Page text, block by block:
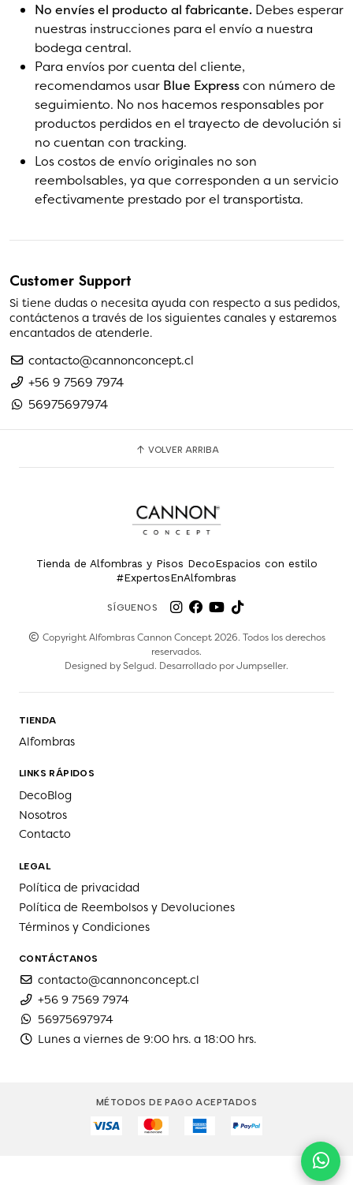
No envíes el producto al fabricante. Debes esperar
nuestras instrucciones para el envío a nuestra
bodega central.
Para envíos por cuenta del cliente,
recomendamos usar Blue Expresscon número de
seguimiento. No nos hacemos responsables por
productos perdidos en el trayecto de devolución si
no cuentan con tracking.
Los costos de envío originales no son
reembolsables, ya que corresponden a un servicio
efectivamente prestado por el transportista.
Customer Support
Si tiene dudas o necesita ayuda con respecto a sus pedidos,
contáctenos a través de los siguientes canales y estaremos
encantados de atenderle.
contacto@cannonconcept.cl
+56 9 7569 7974
56975697974
VOLVER ARRIBA
Tienda de Alfombras y Pisos DecoEspacios con estilo
#ExpertosEnAlfombras
SÍGUENOS
Copyright Alfombras Cannon Concept 2026. Todos los derechos
reservados.
Designed bySelgud. Desarrollado porJumpseller.
TIENDA
Alfombras
LINKS RÁPIDOS
DecoBlog
Nosotros
Contacto
LEGAL
Política de privacidad
Política de Reembolsos y Devoluciones
Términos y Condiciones
CONTÁCTANOS
contacto@cannonconcept.cl
+56 9 7569 7974
56975697974
Lunes a viernes de 9:00 hrs. a 18:00 hrs.
MÉTODOS DE PAGO ACEPTADOS